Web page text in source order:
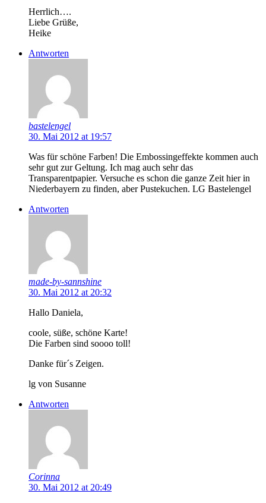
Herrlich….
Liebe Grüße,
Heike
Antworten
bastelengel
30. Mai 2012 at 19:57
Was für schöne Farben! Die Embossingeffekte kommen auch
sehr gut zur Geltung. Ich mag auch sehr das
Transparentpapier. Versuche es schon die ganze Zeit hier in
Niederbayern zu finden, aber Pustekuchen. LG Bastelengel
Antworten
made-by-sannshine
30. Mai 2012 at 20:32
Hallo Daniela,
coole, süße, schöne Karte!
Die Farben sind soooo toll!
Danke für´s Zeigen.
lg von Susanne
Antworten
Corinna
30. Mai 2012 at 20:49